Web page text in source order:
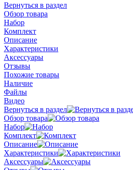
Вернуться в раздел
Обзор товара
Набор
Комплект
Описание
Характеристики
Аксессуары
Отзывы
Похожие товары
Наличие
Файлы
Видео
Вернуться в раздел
Обзор товара
Набор
Комплект
Описание
Характеристики
Аксессуары